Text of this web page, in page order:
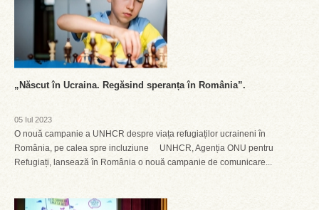
„Născut în Ucraina. Regăsind speranța în România”.
05 Iul 2023
O nouă campanie a UNHCR despre viața refugiaților ucraineni în
România, pe calea spre incluziune UNHCR, Agenția ONU pentru
Refugiați, lansează în România o nouă campanie de comunicare...